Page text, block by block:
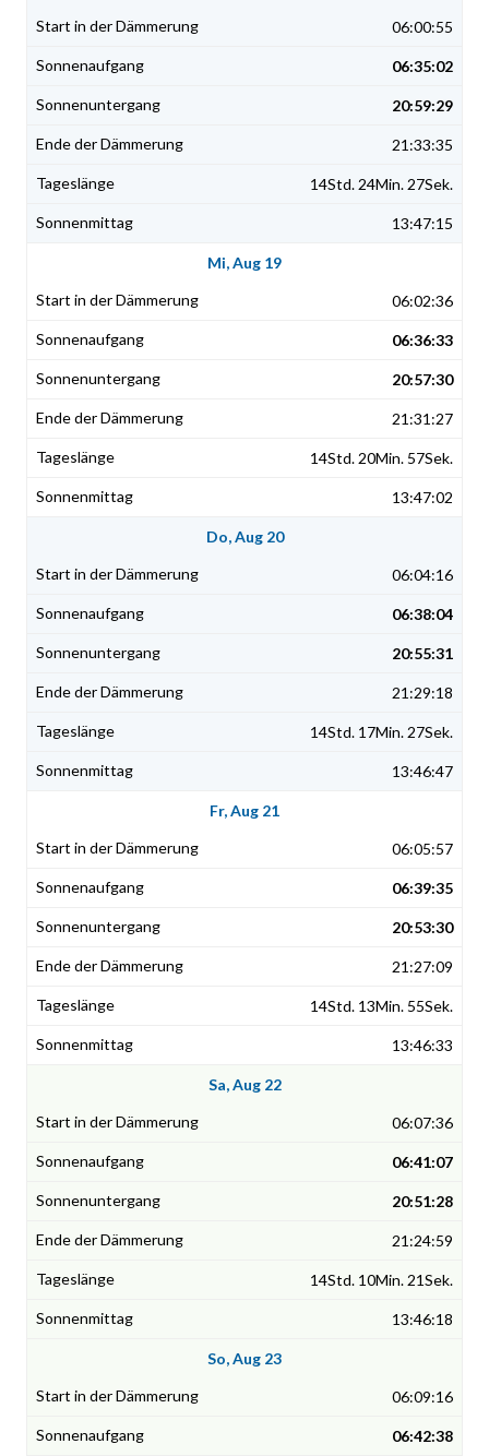
06:00:55
06:35:02
20:59:29
21:33:35
14Std. 24Min. 27Sek.
13:47:15
Mi, Aug 19
06:02:36
06:36:33
20:57:30
21:31:27
14Std. 20Min. 57Sek.
13:47:02
Do, Aug 20
06:04:16
06:38:04
20:55:31
21:29:18
14Std. 17Min. 27Sek.
13:46:47
Fr, Aug 21
06:05:57
06:39:35
20:53:30
21:27:09
14Std. 13Min. 55Sek.
13:46:33
Sa, Aug 22
06:07:36
06:41:07
20:51:28
21:24:59
14Std. 10Min. 21Sek.
13:46:18
So, Aug 23
06:09:16
06:42:38